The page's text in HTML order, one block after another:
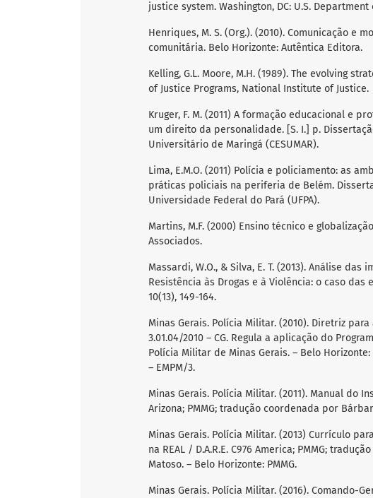
justice system. Washington, DC: U.S. Department
Henriques, M. S. (Org.). (2010). Comunicação e
comunitária. Belo Horizonte: Autêntica Editora.
Kelling, G.L. Moore, M.H. (1989). The evolving
of Justice Programs, National Institute of Justice.
Kruger, F. M. (2011) A formação educacional e
um direito da personalidade. [S. I.] p.
Universitário de Maringá (CESUMAR).
Lima, E.M.O. (2011) Polícia e policiamento: as
práticas policiais na periferia de Belém.
Universidade Federal do Pará (UFPA).
Martins, M.F. (2000) Ensino técnico e
Associados.
Massardi, W.O., & Silva, E. T. (2013). Análise
Resistência às Drogas e à Violência: o caso
10(13), 149-164.
Minas Gerais. Polícia Militar. (2010). Diretriz
3.01.04/2010 – CG. Regula a aplicação do
Polícia Militar de Minas Gerais. – Belo
– EMPM/3.
Minas Gerais. Polícia Militar. (2011). Manual do
Arizona; PMMG; tradução coordenada por
Minas Gerais. Polícia Militar. (2013) Currículo
na REAL / D.A.R.E. C976 America; PMMG;
Matoso. – Belo Horizonte: PMMG.
Minas Gerais. Polícia Militar. (2016). Comando-